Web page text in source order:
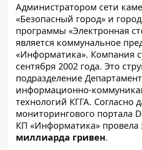
Администратором сети
«Безопасный город» и
программы «Электронная
является коммунальное
«Информатика». Компания
сентября 2002 года. Это
подразделение
информационно-
технологий КГГА. Согласно
мониторингового портала
КП «Информатика» провела
миллиарда гривен.